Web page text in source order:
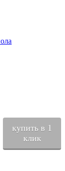
купить в 1
клик